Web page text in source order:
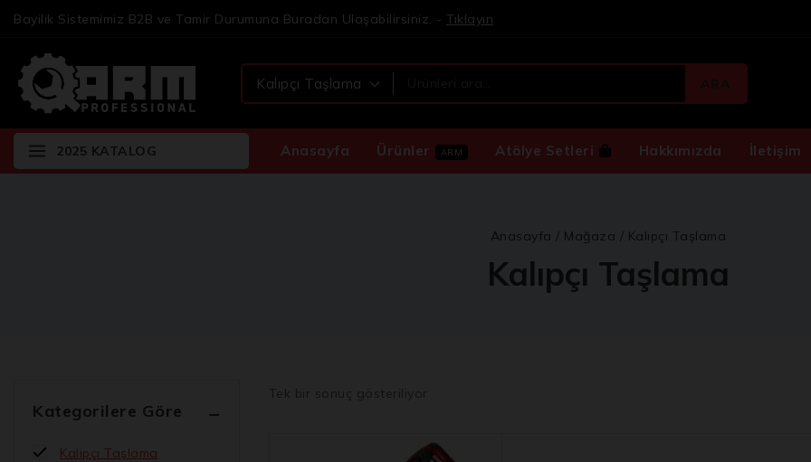
Bayilik Sistemimiz B2B ve Tamir Durumuna Buradan Ulaşabilirsiniz. - Tıklayın
ARA
2025 KATALOG Anasayfa Ürünler ARM Atölye Setleri Hakkımızda İletişim
Anasayfa / Mağaza / Kalıpçı Taşlama
Kalıpçı Taşlama
Kategorilere Göre
Havyalar
Kalıpçı Taşlama